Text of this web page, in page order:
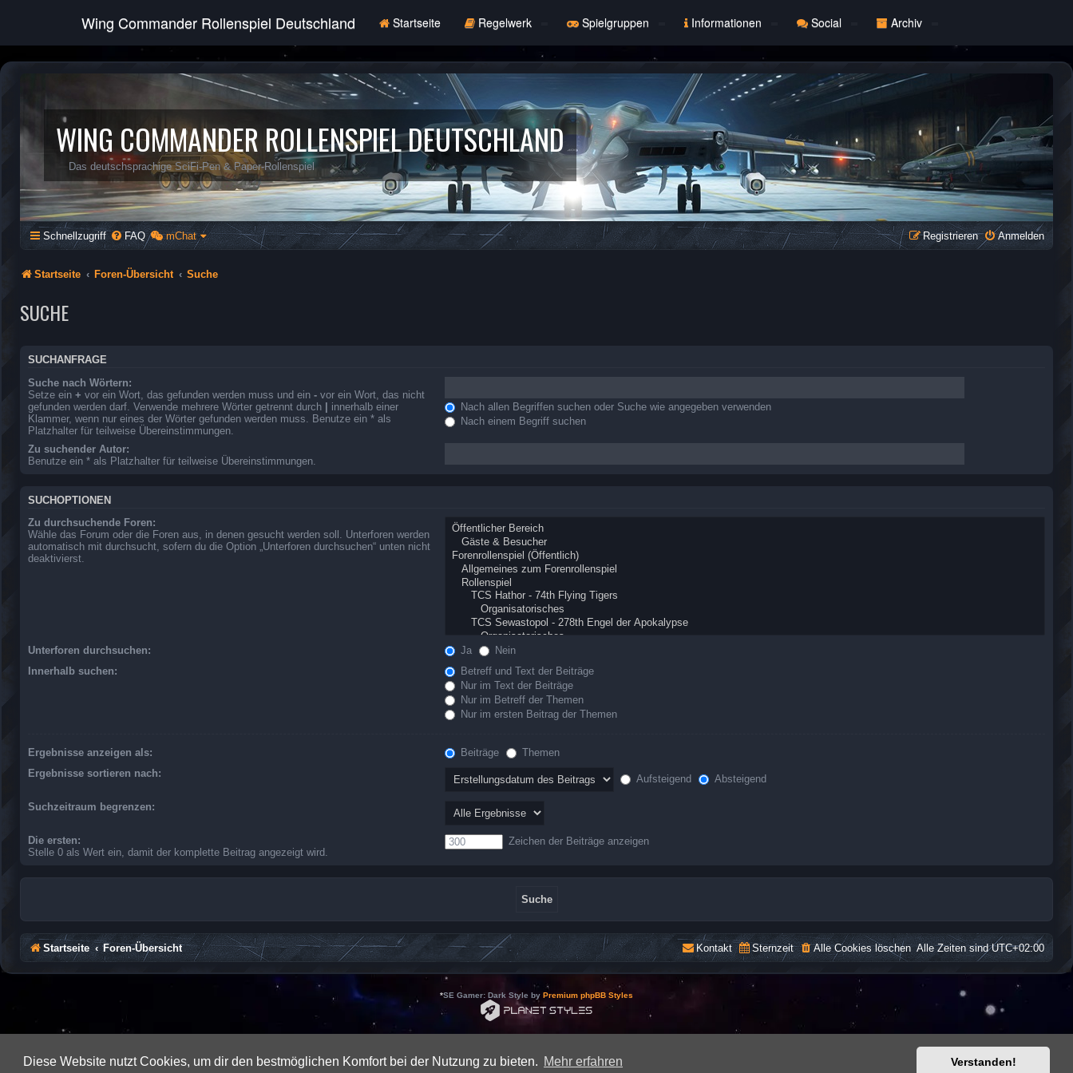
Diese Website nutzt Cookies, um dir den bestmöglichen Komfort bei der Nutzung zu bieten. Mehr erfahren Verstanden!
Wing Commander Rollenspiel Deutschland Startseite Regelwerk Spielgruppen Informationen Social Archiv
WING COMMANDER ROLLENSPIEL DEUTSCHLAND
Das deutschsprachige SciFi-Pen & Paper-Rollenspiel
Schnellzugriff FAQ mChat Anmelden
Registrieren
Startseite Foren-Übersicht Suche
SUCHE
SUCHANFRAGE
Suche nach Wörtern:
Setze ein + vor ein Wort, das gefunden werden muss und ein - vor ein Wort, das nicht
gefunden werden darf. Verwende mehrere Wörter getrennt durch | innerhalb einer
Klammer, wenn nur eines der Wörter gefunden werden muss. Benutze ein * als
Platzhalter für teilweise Übereinstimmungen.
Nach allen Begriffen suchen oder Suche wie angegeben verwenden
Nach einem Begriff suchen
Zu suchender Autor:
Benutze ein * als Platzhalter für teilweise Übereinstimmungen.
SUCHOPTIONEN
Zu durchsuchende Foren:
Wähle das Forum oder die Foren aus, in denen gesucht werden soll. Unterforen werden
automatisch mit durchsucht, sofern du die Option „Unterforen durchsuchen“ unten nicht
deaktivierst.
Unterforen durchsuchen: Ja
Nein
Innerhalb suchen:
Betreff und Text der Beiträge
Nur im Text der Beiträge
Nur im Betreff der Themen
Nur im ersten Beitrag der Themen
Ergebnisse anzeigen als: Beiträge
Themen
Ergebnisse sortieren nach:
Aufsteigend Absteigend
Suchzeitraum begrenzen:
Die ersten:
Stelle 0 als Wert ein, damit der komplette Beitrag angezeigt wird.
Zeichen der Beiträge anzeigen
Startseite Foren-Übersicht Alle Zeiten sindUTC+02:00
Alle Cookies löschen
Sternzeit
Kontakt
*SE Gamer: Dark Style by Premium phpBB Styles
Powered byphpBB® Forum Software © phpBB Limited
Datenschutz|Nutzungsbedingungen